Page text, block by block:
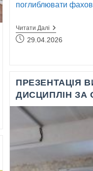
поглиблювати
Читати Далі ПРЕЗЕНТАЦІЯ
ВИБІРКОВИХ
ДИСЦИПЛІН
Запис29.04.2026
ПРЕЗЕНТАЦІЯ
ДИСЦИПЛІН ЗА